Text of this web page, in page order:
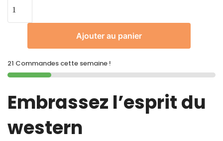
Ajouter au panier
21 Commandes cette semaine !
Embrassez l’esprit du
western